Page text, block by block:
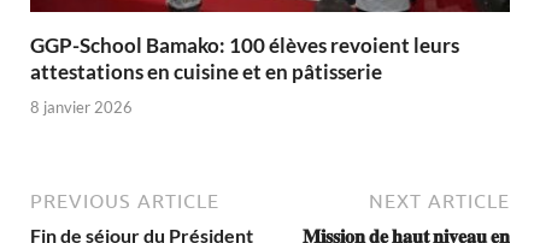
GGP-School Bamako: 100 élèves revoient leurs
attestations en cuisine et en pâtisserie
8 janvier 2026
PREVIOUS ARTICLE
Fin de séjour du Président
NEXT ARTICLE
𝐌𝐢𝐬𝐬𝐢𝐨𝐧 𝐝𝐞 𝐡𝐚𝐮𝐭 𝐧𝐢𝐯𝐞𝐚𝐮 𝐞𝐧